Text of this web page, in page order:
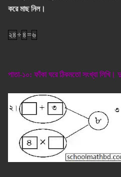
করে মাছ নিল।
২৪÷ ৪=৬
পাতা-১০: ফাঁকা ঘরে ঠিকমতো সংখ্যা লিখি।